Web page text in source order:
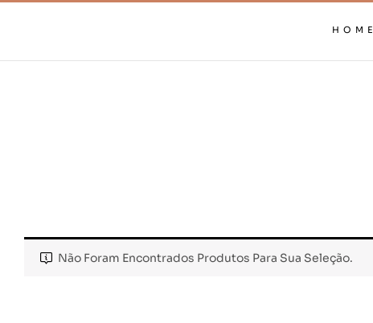
HOME
Não Foram Encontrados Produtos Para Sua Seleção.